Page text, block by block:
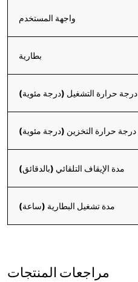
واجهة المستخدم
بطارية
درجة حرارة التشغيل (درجة مئوية)
درجة حرارة التخزين (درجة مئوية)
مدة الإيقاف التلقائي (بالدقائق)
مدة تشغيل البطارية (ساعة)
مراجعات المنتجات